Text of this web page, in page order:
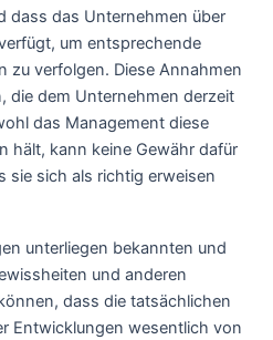
dass das Unternehmen über
um entsprechende
zu verfolgen. Diese Annahmen
die dem Unternehmen derzeit
das Management diese
hält, kann keine Gewähr dafür
sie sich als richtig erweisen
unterliegen bekannten und
und anderen
dass die tatsächlichen
Entwicklungen wesentlich von